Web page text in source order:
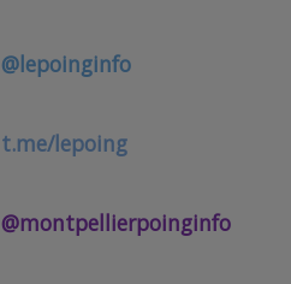
@lepoinginfo
t.me/lepoing
@montpellierpoinginfo